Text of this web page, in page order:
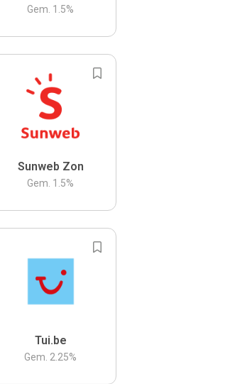
Gem. 1.5%
Sunweb Zon
Gem. 1.5%
Tui.be
Gem. 2.25%